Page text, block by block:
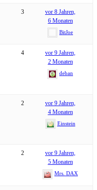
3
vor 8 Jahren,
6 Monaten
BitJoe
4
vor 9 Jahren,
2 Monaten
deban
2
vor 9 Jahren,
4 Monaten
Einstein
2
vor 9 Jahren,
5 Monaten
Mrs. DAX